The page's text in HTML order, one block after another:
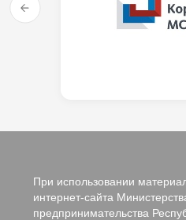
При использовании
интернет-сайта
предпринимательства